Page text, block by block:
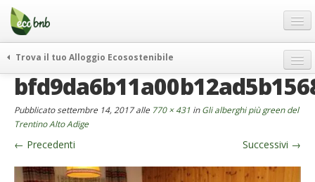
Menu
Salta
contenuto
Offerte Speciali
Regali
FAQ
Chi Siamo
Partner
Trova il tuo Alloggio Ecosostenibile
weekend green
curiosità
vivere e viaggiare verde
news ed eventi
Pubblicatosettembre 14, 2017alle 770 × 431 inGli alberghi più green del
Trentino Alto Adige
← Precedenti Successivi →